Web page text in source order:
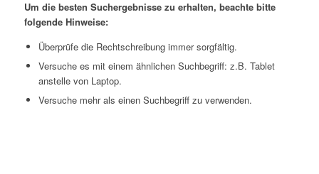
Um die besten Suchergebnisse zu erhalten, beachte bitte
folgende Hinweise:
Überprüfe die Rechtschreibung immer sorgfältig.
Versuche es mit einem ähnlichen Suchbegriff: z.B. Tablet
anstelle von Laptop.
Versuche mehr als einen Suchbegriff zu verwenden.